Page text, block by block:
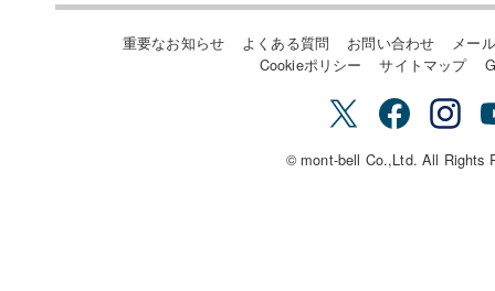
重要なお知らせ よくある質問 お問い合わせ
メー
Cookieポリシー
サイトマップ
© mont-bell Co.,Ltd. All Rights